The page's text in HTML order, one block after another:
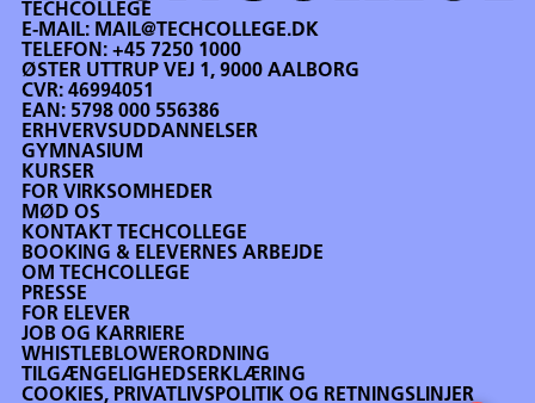
TECHCOLLEGE
E-MAIL: MAIL@TECHCOLLEGE.DK
TELEFON:+45 7250 1000
ØSTER UTTRUP VEJ 1, 9000 AALBORG
CVR: 46994051
EAN: 5798 000 556386
ERHVERVSUDDANNELSER
GYMNASIUM
KURSER
FOR VIRKSOMHEDER
MØD OS
KONTAKT TECHCOLLEGE
BOOKING & ELEVERNES ARBEJDE
OM TECHCOLLEGE
PRESSE
FOR ELEVER
JOB OG KARRIERE
WHISTLEBLOWERORDNING
TILGÆNGELIGHEDSERKLÆRING
COOKIES, PRIVATLIVSPOLITIK OG RETNINGSLINJER